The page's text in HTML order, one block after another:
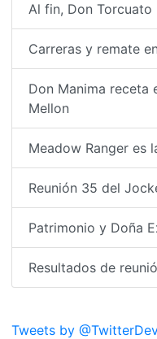
Al fin, Don Torcuato
Carreras y remate
Don Manima receta
Mellon
Meadow Ranger es
Reunión 35 del
Patrimonio y Doña
Resultados de
Tweets by